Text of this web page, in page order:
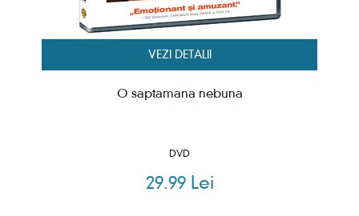
VEZI DETALII
O saptamana nebuna
DVD
29.99 Lei